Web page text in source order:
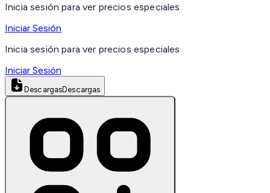
Inicia sesión para ver precios especiales
Iniciar Sesión
Inicia sesión para ver precios especiales
Iniciar Sesión
DescargasDescargas